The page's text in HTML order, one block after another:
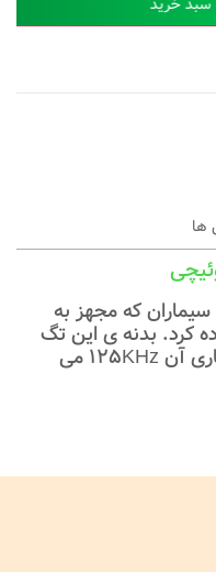
ها
که مجهز به
کرد. بدنه ی این تگ
محکم و ضد آب بوده و فرکانس کاری آن 125KHz می